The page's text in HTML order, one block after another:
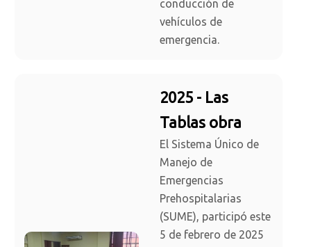
conducción de
vehículos de
emergencia.
2025 - Las
Tablas obra
El Sistema Único de
Manejo de
Emergencias
Prehospitalarias
(SUME), participó este
5 de febrero de 2025